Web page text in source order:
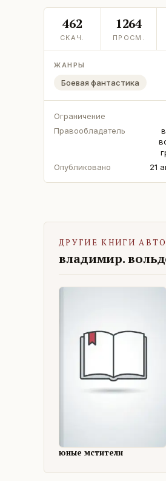
462
СКАЧ.
1264
ПРОСМ.
ЖАНРЫ
Боевая фантастика
Ограничение
Правообладатель
Опубликовано
21
ДРУГИЕ КНИГИ
владимир.
юные мстители